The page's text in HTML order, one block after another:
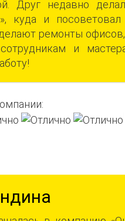
Друг недавно
куда и посоветовал
ремонты
сотрудникам и